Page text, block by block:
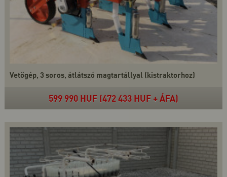
Vetőgép, 3 soros, átlátszó magtartállyal (kistraktorhoz)
599 990 HUF (472 433 HUF + ÁFA)